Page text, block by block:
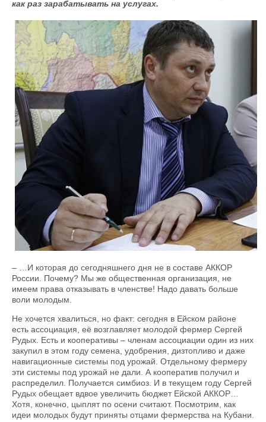
как раз зарабатывать на услугах.
– …И которая до сегодняшнего дня не в составе АККОР
России. Почему? Мы же общественная организация, не
имеем права отказывать в членстве! Надо давать больше
воли молодым.
Не хочется хвалиться, но факт: сегодня в Ейском районе
есть ассоциация, её возглавляет молодой фермер Сергей
Рудых. Есть и кооперативы – членам ассоциации один из них
закупил в этом году семена, удобрения, дизтопливо и даже
навигационные системы под урожай. Отдельному фермеру
эти системы под урожай не дали. А кооператив получил и
распределил. Получается симбиоз. И в текущем году Сергей
Рудых обещает вдвое увеличить бюджет Ейской АККОР…
Хотя, конечно, цыплят по осени считают. Посмотрим, как
идеи молодых будут приняты отцами фермерства на Кубани.